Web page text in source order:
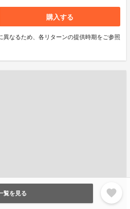
覧を見る favorite
購入する
異なるため、各リターンの提供時期をご参照